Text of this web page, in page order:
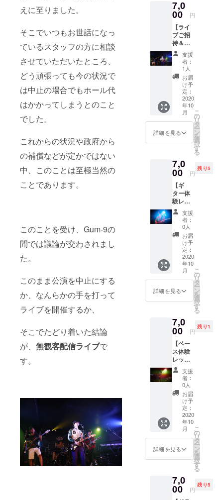
えに至りました。
そこでいつもお世話になっ
ているスタッフの方に相談
させていただいたところ、
どう頑張っても今の状況で
は中止の場合でもホール代
はかかってしまうとのこと
でした。
これからの状況や政府から
の補償などが定かではない
中、このことは至極当然の
ことであります。
このことを受け、Gum-9の
間では議論が交わされまし
た。
このまま公演を中止にする
か、なんらかの手を打って
ライブを開催するか、
そこでたどり着いた結論
が、 無観客配信ライブで
す。
ンのオ
リジナ
ルデザ
インで
直径
25mm
の缶
バッジ
です。
郵送い
たしま
す。
ブの日
程、場
所等は
公式HP
(https://
gum-
9.jpn.or
g) にて
ご確認
下さ
い。 現
地まで
の交通
費など
の諸経
負担を
お願い
効期限
は2020
年6月27
日から1
年間で
す。仮
に、新
型コロ
ナウイ
ルスの
影響で
通常の
観客動
員ライ
ブが今
できな
いと
は、有
効期限
の延長
といっ
た対応
をさせ
ていた
だきま
す。 郵
送いた
しま
す。
ドでき
るよう
にする
ための
もので
す。ソ
ング
カード
裏面に
あるQR
コード
より、
サイト
への
URL
や、ダ
ウン
インす
るため
のユー
ザー
ネー
ム、パ
スワー
ドが取
得でき
ます。
郵送い
たしま
す。 3.
Gum-9
Live ご
ケット1
枚
ブにご
招待い
たしま
す！ お
越しに
なりた
いライ
ブの予
フォー
ムに
て、チ
ケット
をご利
用にな
を事前
にお知
その上
で会場
ます。
2. サイ
ン入り
のソン
グカー
ド
「No.1-
ひかり
よが
り」
「No.2-
MUSOU
RON」
ソング
カード
はウェ
ブサイ
ンロー
ドでき
るよう
にする
ための
もので
す。ソ
ング
カード
裏面に
あるQR
コード
より、
サイト
への
URL
や、ダ
にログ
インす
るため
のユー
ザー
ネー
ム、パ
スワー
ドが取
得でき
ます。
郵送い
たしま
す。 3.
Gum-9
招待チ
ケット1
のライ
ブにご
招待い
7,0
00 円
【ライ
ブご招
待＆新
曲,デモ
音源＆
オリジ
ナル
グッズ
コー
ス】 リ
ターン
内容 1.
お礼の
メッ
セージ&
ミニ演
メール
で送付
いたし
ます。
2. サイ
ン入り
のソン
グカー
「No.1-
ひかり
よが
り」
「No.2-
MUSOU
RON」
ソング
ト上か
ら楽曲
をダウ
ンロー
ドでき
るよう
にする
ための
もので
す。ソ
ング
カード
裏面に
あるQR
コード
より、
サイト
ウン
ロード
ページ
支援
者：
1人
お届
け予
定：
2020
年10
月
詳細を見る
こ
の
リ
タ
ー
ン
を
選
択
す
る
7,0
00 円
残り5
【ギ
ター体
験レッ
スン
コー
ス】 リ
ターン
内容 1.
Gum-9
ギター
の高橋
悠司か
ら都内
のスタ
ジオ
（水道
近を予
定）で
楽器
レッス
ンを1時
間受け
られま
す！ 現
地まで
の交通
費など
の諸経
費はご
負担を
お願い
しま
す。 ス
で負担
いたし
ます。
支援
者：
0人
お届
け予
定：
2020
年10
月
詳細を見る
こ
の
リ
タ
ー
ン
を
選
択
す
る
7,0
00 円
残り1
【ベー
ス体験
レッス
ンコー
ス】 リ
ターン
内容 1.
Gum-9
ベース
の小林
尚輝か
ら都内
のスタ
ジオ
（水道
橋駅付
定）で
楽器
レッス
支援
者：
0人
お届
け予
定：
2020
年10
月
詳細を見る
こ
の
リ
タ
ー
ン
を
選
択
す
る
7,0
00 円
残り5